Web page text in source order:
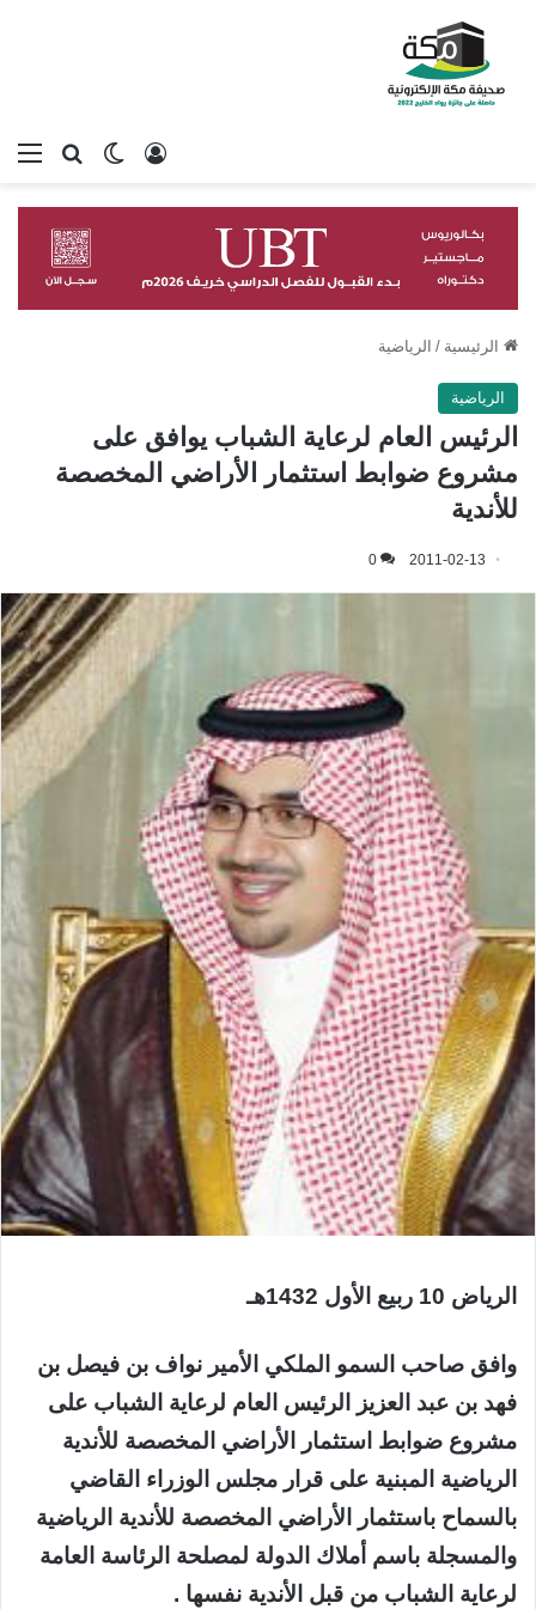
بحثالوضع
تسجيل الدخول
الرئيسية / الرياضية
الرياضية
الرئيس العام لرعاية الشباب يوافق على
مشروع ضوابط استثمار الأراضي المخصصة
للأندية
2011-02-13
0
الرياض 10 ربيع الأول 1432هـ
وافق صاحب السمو الملكي الأمير نواف بن فيصل بن
فهد بن عبد العزيز الرئيس العام لرعاية الشباب على
مشروع ضوابط استثمار الأراضي المخصصة للأندية
الرياضية المبنية على قرار مجلس الوزراء القاضي
بالسماح باستثمار الأراضي المخصصة للأندية الرياضية
والمسجلة باسم أملاك الدولة لمصلحة الرئاسة العامة
لرعاية الشباب من قبل الأندية نفسها .